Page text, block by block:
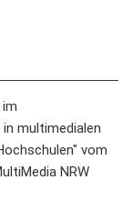
multimedialen
vom
NRW